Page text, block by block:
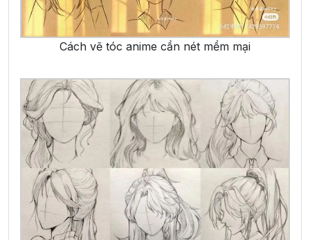
Cách vẽ tóc anime cần nét mềm mại